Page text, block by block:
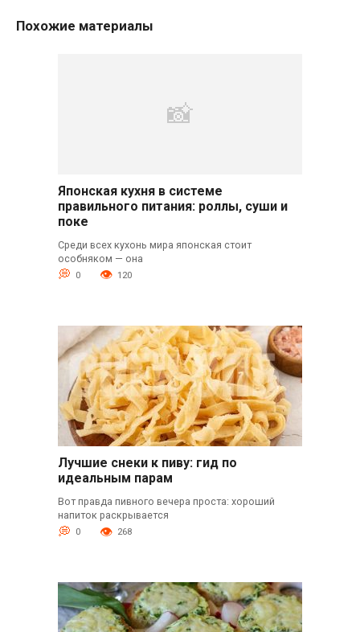
Похожие материалы
Японская кухня в системе
правильного питания: роллы, суши и
поке
Среди всех кухонь мира японская стоит
особняком — она
0 120
Лучшие снеки к пиву: гид по
идеальным парам
Вот правда пивного вечера проста: хороший
напиток раскрывается
0 268